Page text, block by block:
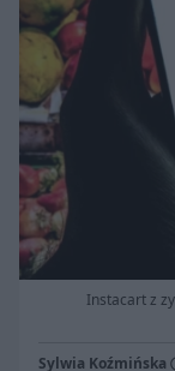
Instacart z
Sylwia Koźmińska